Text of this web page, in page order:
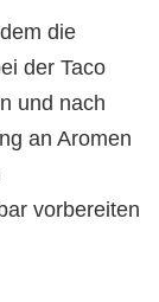
die
der Taco
und nach
an Aromen
vorbereiten